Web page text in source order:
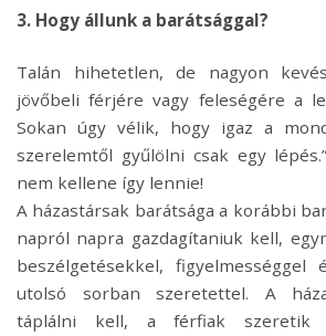
3. Hogy állunk a barátsággal?
Talán hihetetlen, de nagyon
jövőbeli férjére vagy feleségére a
Sokan úgy vélik, hogy igaz a
szerelemtől gyűlölni csak egy
nem kellene így lennie!
A házastársak barátsága a korábbi
napról napra gazdagítaniuk kell,
beszélgetésekkel,
utolsó sorban szeretettel. A
táplálni kell, a férfiak szeretik